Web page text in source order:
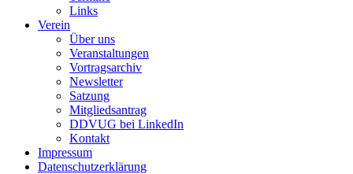
Links
Verein
Über uns
Veranstaltungen
Vortragsarchiv
Newsletter
Satzung
Mitgliedsantrag
DDVUG bei LinkedIn
Kontakt
Impressum
Datenschutzerklärung